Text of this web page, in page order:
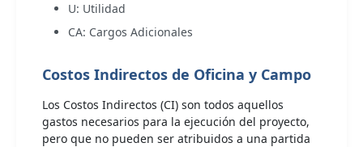
U: Utilidad
CA: Cargos Adicionales
Costos Indirectos de Oficina y Campo
Los Costos Indirectos (CI) son todos aquellos
gastos necesarios para la ejecución del proyecto,
pero que no pueden ser atribuidos a una partida